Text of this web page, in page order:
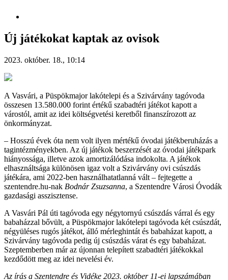
Új játékokat kaptak az ovisok
2023. október. 18., 10:14
A Vasvári, a Püspökmajor lakótelepi és a Szivárvány tagóvoda
összesen 13.580.000 forint értékű szabadtéri játékot kapott a
várostól, amit az idei költségvetési keretből finanszírozott az
önkormányzat.
– Hosszú évek óta nem volt ilyen mértékű óvodai játékberuházás a
tagintézményekben. Az új játékok beszerzését az óvodai játékpark
hiányossága, illetve azok amortizálódása indokolta. A játékok
elhasználtsága különösen igaz volt a Szivárvány ovi csúszdás
játékára, ami 2022-ben használhatatlanná vált – fejtegette a
szentendre.hu-nak Bodnár Zsuzsanna, a Szentendre Városi Óvodák
gazdasági asszisztense.
A Vasvári Pál úti tagóvoda egy négytornyú csúszdás várral és egy
babaházzal bővült, a Püspökmajor lakótelepi tagóvoda két csúszdát,
négyüléses rugós játékot, álló mérleghintát és babaházat kapott, a
Szivárvány tagóvoda pedig új csúszdás várat és egy babaházat.
Szeptemberben már az újonnan telepített szabadtéri játékokkal
kezdődött meg az idei nevelési év.
Az írás a Szentendre és Vidéke 2023. október 11-ei lapszámában